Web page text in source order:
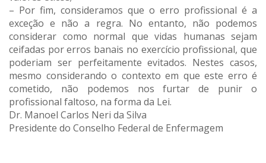
– Por fim, consideramos que o erro profissional é a
exceção e não a regra. No entanto, não podemos
considerar como normal que vidas humanas sejam
ceifadas por erros banais no exercício profissional, que
poderiam ser perfeitamente evitados. Nestes casos,
mesmo considerando o contexto em que este erro é
cometido, não podemos nos furtar de punir o
profissional faltoso, na forma da Lei.
Dr. Manoel Carlos Neri da Silva
Presidente do Conselho Federal de Enfermagem